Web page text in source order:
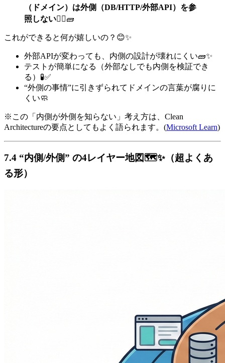
（ドメイン）は外側（DB/HTTP/外部API）を参
照しない🙅‍♀️🧱
これができると何が嬉しいの？😊✨
外部APIが変わっても、内側の設計が壊れにくい🧱✨
テストが簡単になる（外部なしでも内側を検証でき
る）🧪✅
“外側の事情”に引きずられてドメインの言葉が腐りに
くい🧼
※この「内側が外側を知らない」考え方は、Clean
Architectureの要点としてもよく語られます。(Microsoft Learn)
7.4 “内側/外側” の4レイヤー地図🗺️✨（超よくあ
る形）